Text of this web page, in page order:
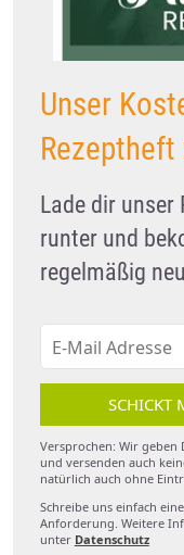
Unser
Lade dir unser
runter und
regelmäßig
SCHICKT
Versprochen: Wir geben
und versenden auch
natürlich auch ohne
Schreibe uns einfach
Anforderung. Weitere
unter Datenschutz